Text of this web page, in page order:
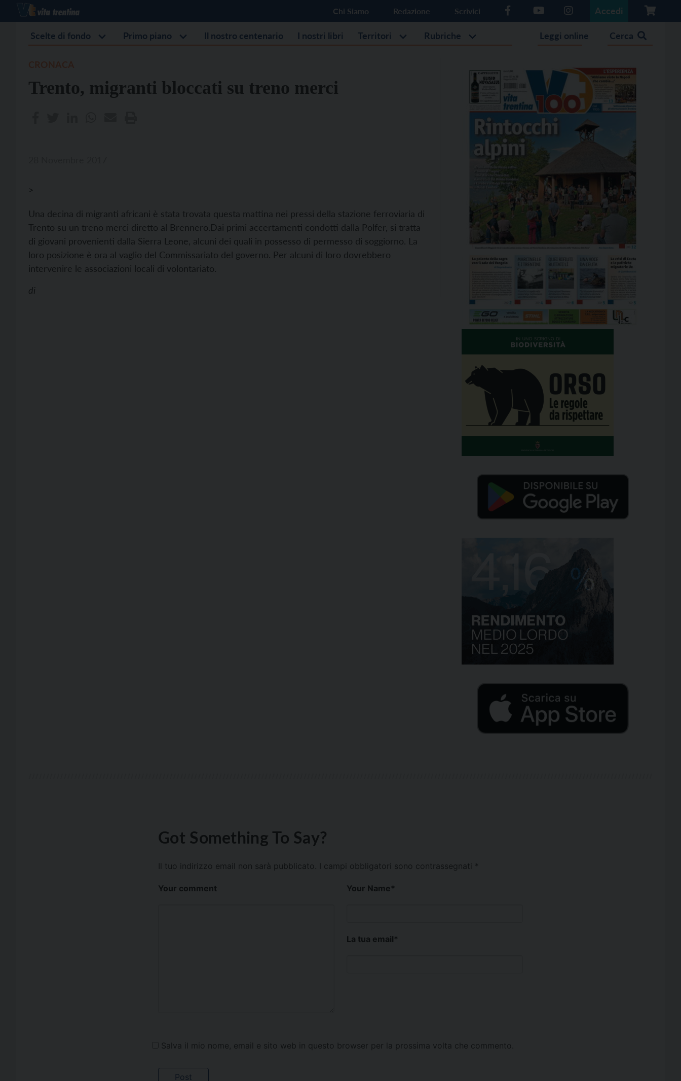
Chi Siamo Redazione Scrivici Accedi
Scelte di fondo Primo piano Il nostro centenario I nostri libri Territori Rubriche Leggi online Cerca
Trento, migranti bloccati su treno merci
>
Una decina di migranti africani è stata trovata questa mattina nei pressi della stazione ferroviaria di
Trento su un treno merci diretto al Brennero.Dai primi accertamenti condotti dalla Polfer, si tratta
di giovani provenienti dalla Sierra Leone, alcuni dei quali in possesso di permesso di soggiorno. La
loro posizione è ora al vaglio del Commissariato del governo. Per alcuni di loro dovrebbero
intervenire le associazioni locali di volontariato.
di
Got Something To Say?
Il tuo indirizzo email non sarà pubblicato. I campi obbligatori sono contrassegnati *
Your comment Your Name*
La tua email*
Salva il mio nome, email e sito web in questo browser per la prossima volta che commento.